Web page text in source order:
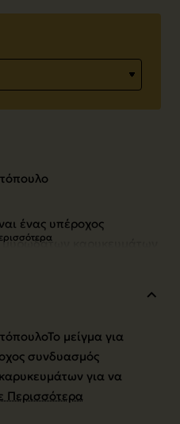
ένας υπέροχος
μυρωδάτων καρυκευμάτων
εξαίσιο αποτέλεσμα
των πουλερικών και θα
γευστικό και ευωδιαστό,
να προσθέσετε άλλο
μείγμα για
συνδυασμός
για να
Περισσότερα